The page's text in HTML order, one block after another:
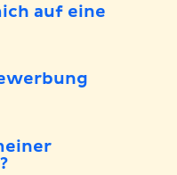
auf eine